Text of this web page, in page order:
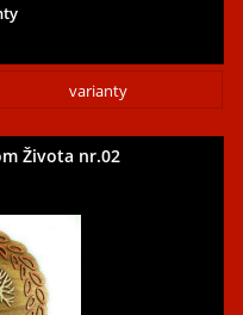
varianty
Života nr.02